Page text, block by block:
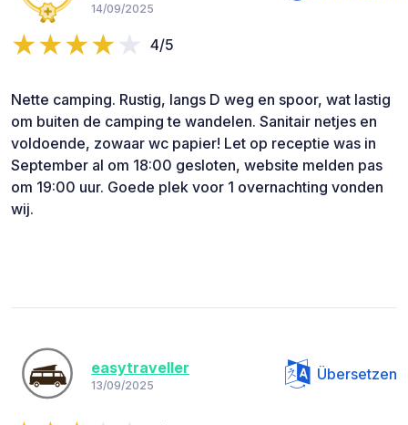
14/09/2025
4/5
Nette camping. Rustig, langs D weg en spoor, wat lastig
om buiten de camping te wandelen. Sanitair netjes en
voldoende, zowaar wc papier! Let op receptie was in
September al om 18:00 gesloten, website melden pas
om 19:00 uur. Goede plek voor 1 overnachting vonden
wij.
easytraveller
13/09/2025
Übersetzen